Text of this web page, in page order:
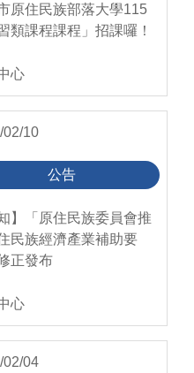
原住民族部落大學115
類課程課程」招課囉！
心
02/10
公告
】「原住民族委員會推
民族經濟產業補助要
正發布
心
02/04